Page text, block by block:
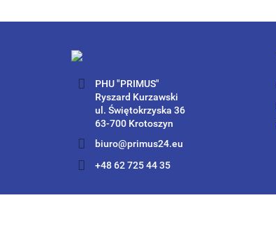
PHU "PRIMUS"
Ryszard Kurzawski
ul. Świętokrzyska 36
63-700 Krotoszyn
biuro@primus24.eu
+48 62 725 44 35